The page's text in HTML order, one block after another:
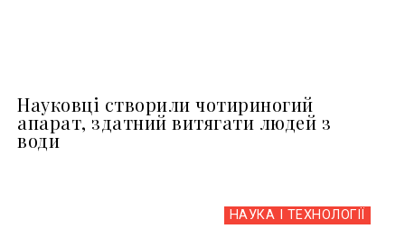
Науковці створили чотириногий
апарат, здатний витягати людей з
води
НАУКА І ТЕХНОЛОГІЇ